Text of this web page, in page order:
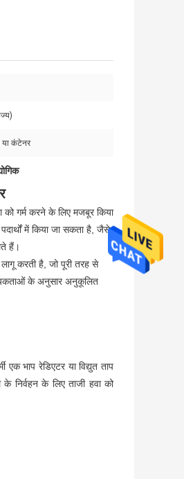
या कंटेनर
को गर्म करने के लिए मजबूर किया
में किया जा सकता है, जैसे
हैं।
करती है, जो पूरी तरह से
के अनुसार अनुकूलित
भाप रेडिएटर या विद्युत ताप
के निर्वहन के लिए ताजी हवा को